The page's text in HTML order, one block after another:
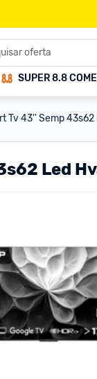
SUPER 8.8
Tv 43'' Semp 43s62
Led